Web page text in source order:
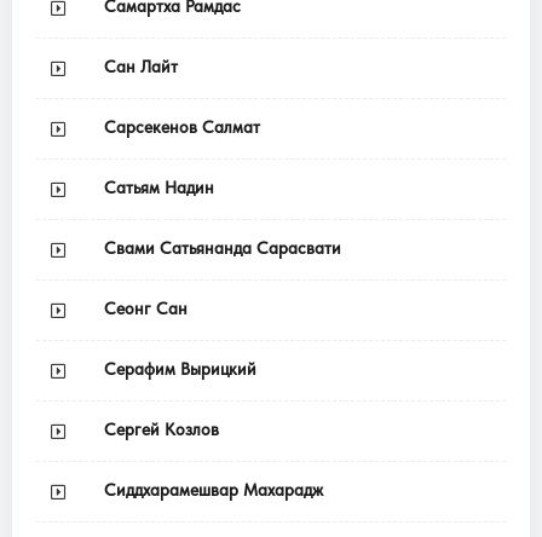
Самартха Рамдас
Сан Лайт
Сарсекенов Салмат
Сатьям Надин
Свами Сатьянанда Сарасвати
Сеонг Сан
Серафим Вырицкий
Сергей Козлов
Сиддхарамешвар Махарадж